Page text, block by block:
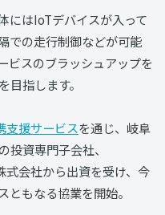
にはIoTデバイスが入って
での走行制御などが可能
ビスのブラッシュアップを
指します。
支援サービスを通じ、岐阜
資専門子会社、
式会社から出資を受け、今
もなる協業を開始。